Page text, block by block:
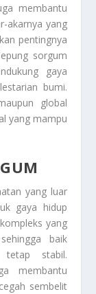
membantu
akarnya yang
pentingnya
sorgum
gaya
bumi.
global
yang mampu
yang luar
gaya hidup
yang
baik
stabil.
membantu
sembelit